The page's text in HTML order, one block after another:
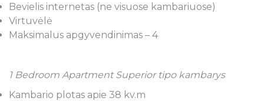
Bevielis internetas (ne visuose kambariuose)
Virtuvėlė
Maksimalus apgyvendinimas – 4
1 Bedroom Apartment Superior tipo kambarys
Kambario plotas apie 38 kv.m